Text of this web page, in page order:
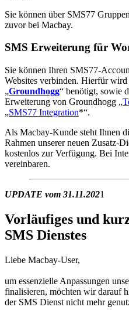
Sie können über SMS77
zuvor bei Macbay.
SMS Erweiterung für
Sie können Ihren SMS77-
Websites verbinden. Hierfür wird
„Groundhogg“ benötigt, sowie
Erweiterung von Groundhogg „
„SMS77 Integration*“.
Als Macbay-Kunde steht Ihnen
Rahmen unserer neuen Zusatz-
kostenlos zur Verfügung. Bei
vereinbaren.
UPDATE vom 31.11.2021
Vorläufiges und
SMS Dienstes
Liebe Macbay-User,
um essenzielle Anpassungen
finalisieren, möchten wir darauf
der SMS Dienst nicht mehr